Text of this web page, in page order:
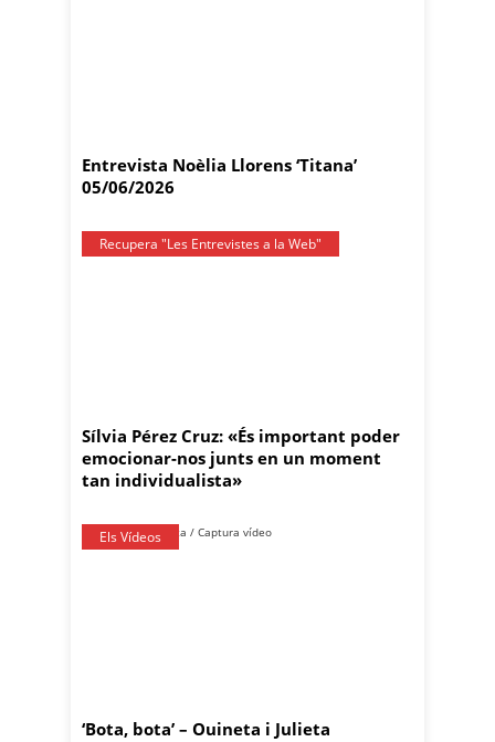
Entrevista Noèlia Llorens ‘Titana’
05/06/2026
Recupera "Les Entrevistes a la Web"
Sílvia Pérez Cruz: «És important poder
emocionar-nos junts en un moment
tan individualista»
Els Vídeos
‘Bota, bota’ – Ouineta i Julieta